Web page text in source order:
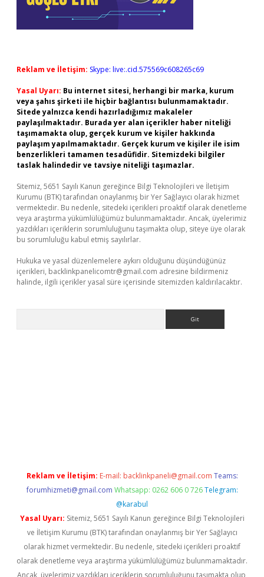
Reklam ve İletişim: Skype: live:.cid.575569c608265c69
Yasal Uyarı: Bu internet sitesi, herhangi bir marka, kurum
veya şahıs şirketi ile hiçbir bağlantısı bulunmamaktadır.
Sitede yalnızca kendi hazırladığımız makaleler
paylaşılmaktadır. Burada yer alan içerikler haber niteliği
taşımamakta olup, gerçek kurum ve kişiler hakkında
paylaşım yapılmamaktadır. Gerçek kurum ve kişiler ile isim
benzerlikleri tamamen tesadüfidir. Sitemizdeki bilgiler
taslak halindedir ve tavsiye niteliği taşımazlar.
Sitemiz, 5651 Sayılı Kanun gereğince Bilgi Teknolojileri ve İletişim
Kurumu (BTK) tarafından onaylanmış bir Yer Sağlayıcı olarak hizmet
vermektedir. Bu nedenle, sitedeki içerikleri proaktif olarak denetleme
veya araştırma yükümlülüğümüz bulunmamaktadır. Ancak, üyelerimiz
yazdıkları içeriklerin sorumluluğunu taşımakta olup, siteye üye olarak
bu sorumluluğu kabul etmiş sayılırlar.
Hukuka ve yasal düzenlemelere aykırı olduğunu düşündüğünüz
içerikleri, backlinkpanelicomtr@gmail.com adresine bildirmeniz
halinde, ilgili içerikler yasal süre içerisinde sitemizden kaldırılacaktır.
Reklam ve İletişim: E-mail: backlinkpaneli@gmail.com Teams:
forumhizmeti@gmail.com Whatsapp: 0262 606 0 726 Telegram:
@karabul
Yasal Uyarı: Sitemiz, 5651 Sayılı Kanun gereğince Bilgi Teknolojileri
ve İletişim Kurumu (BTK) tarafından onaylanmış bir Yer Sağlayıcı
olarak hizmet vermektedir. Bu nedenle, sitedeki içerikleri proaktif
olarak denetleme veya araştırma yükümlülüğümüz bulunmamaktadır.
Ancak, üyelerimiz yazdıkları içeriklerin sorumluluğunu taşımakta olup,